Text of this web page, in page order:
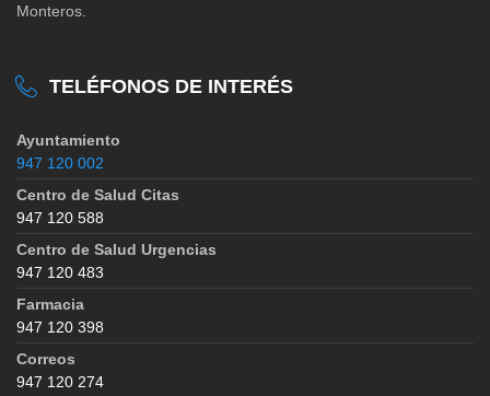
Monteros.
TELÉFONOS DE INTERÉS
Ayuntamiento
947 120 002
Centro de Salud Citas
947 120 588
Centro de Salud Urgencias
947 120 483
Farmacia
947 120 398
Correos
947 120 274